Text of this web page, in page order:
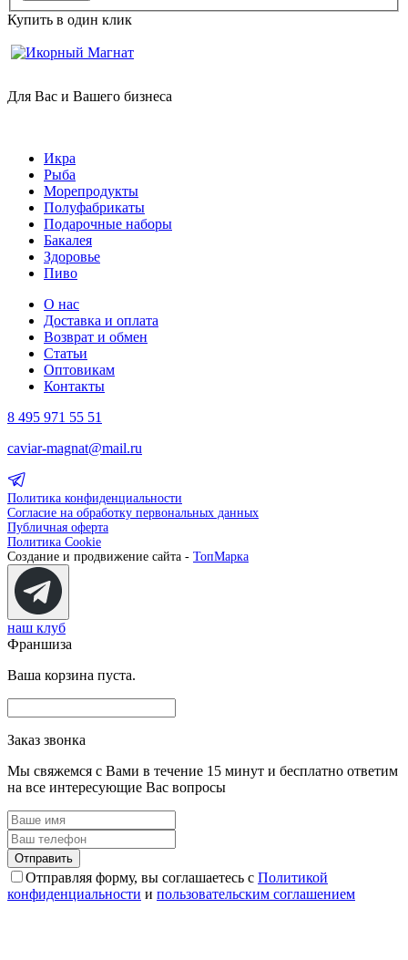
Купить в один клик
Для Вас и Вашего бизнеса
Икра
Рыба
Морепродукты
Полуфабрикаты
Подарочные наборы
Бакалея
Здоровье
Пиво
О нас
Доставка и оплата
Возврат и обмен
Статьи
Оптовикам
Контакты
8 495 971 55 51
caviar-magnat@mail.ru
Политика конфиденциальности
Согласие на обработку первональных данных
Публичная оферта
Политика Cookie
Создание и продвижение сайта - ТопМарка
наш клуб
Франшиза
Ваша корзина пуста.
Заказ звонка
Мы свяжемся с Вами в течение 15 минут и бесплатно ответим
на все интересующие Вас вопросы
Отправляя форму, вы соглашаетесь с Политикой
конфиденциальности и пользовательским соглашением